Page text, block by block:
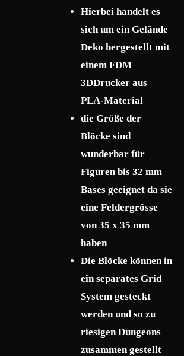
Hierbei handelt es
sich um ein Gelände
Deko hergestellt mit
einem FDM
3DDrucker aus
PLA-Material
die Größe der
Blöcke sind
wunderbar für
Figuren bis 32 mm
Bases geeignet da sie
eine Feldergrösse
von 35 x 35 mm
haben
Die Blöcke können in
ein separates Grid
System gesteckt
werden und so zu
riesigen Dungeons
zusammen gestellt